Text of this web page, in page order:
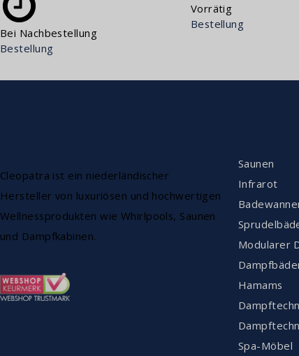
Bei Nachbestellung
Bestellung
Vorrätig
Bestellung
Cleopatra ist ein niederländischer
Hersteller von luxuriösen und hochwertigen
Wellnessprodukten wie Whirlpools, Saunen
und Dampfkabinen.
Saunen
Infrarot
Modularer
Hamams
Spa-Möbel